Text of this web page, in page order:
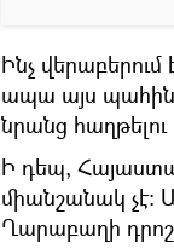
Ինչ
ապա այս պահին
նրանց հաղթելու
Ի դեպ,
միանշանակ չէ:
Ղարաբաղի